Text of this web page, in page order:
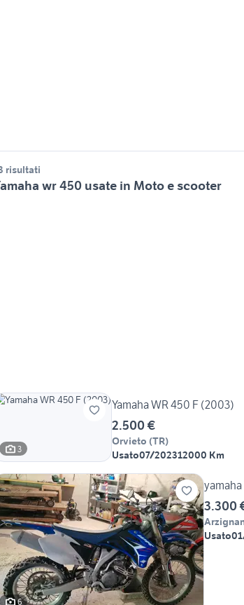
risultati
wr 450 usate in Moto e scooter
3
Yamaha WR 450 F (2003)
2.500 €
Orvieto (TR)
Usato07/202312000 Km
6
3.300
Usato